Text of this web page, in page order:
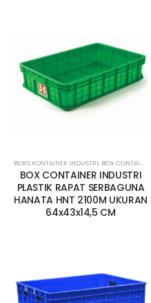
BOKS KONTAINER INDUSTRI, BOX CONTAINER RAPAT
BOX CONTAINER INDUSTRI
PLASTIK RAPAT SERBAGUNA
HANATA HNT 2100M UKURAN
64x43x14,5 CM